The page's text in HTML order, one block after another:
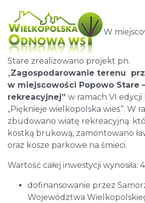
W
Stare zrealizowano projekt pn.
„Zagospodarowanie terenu
w miejscowości Popowo Stare
rekreacyjnej” w ramach VI
„Pięknieje wielkopolska wieś”. W
zbudowano wiatę rekreacyjną.
kostką brukową, zamontowano
oraz kosze parkowe na śmieci.
Wartość całej inwestycji wynosiła:
dofinansowanie przez
Województwa